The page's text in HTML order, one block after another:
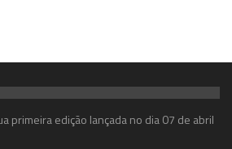
primeira edição lançada no dia 07 de abril